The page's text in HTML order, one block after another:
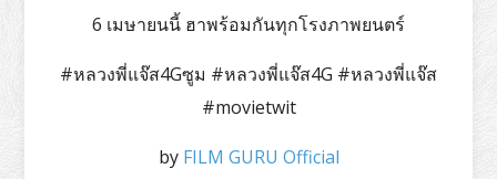
6 เมษายนนี้ ฮาพร้อมกันทุกโรงภาพยนตร์
#หลวงพี่แจ๊ส4Gซูม #หลวงพี่แจ๊ส4G #หลวงพี่แจ๊ส
#movietwit
by FILM GURU Official